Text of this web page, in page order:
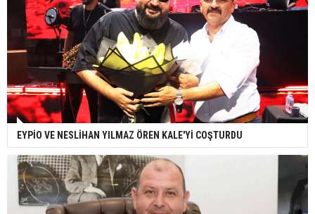
EYPİO VE NESLİHAN YILMAZ ÖREN KALE'Yİ COŞTURDU